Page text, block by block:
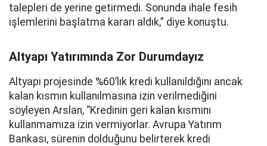
talepleri de yerine getirmedi. Sonunda ihale fesih
işlemlerini başlatma kararı aldık,” diye konuştu.
Altyapı Yatırımında Zor Durumdayız
Altyapı projesinde %60’lık kredi kullanıldığını ancak
kalan kısmın kullanılmasına izin verilmediğini
söyleyen Arslan, “Kredinin geri kalan kısmını
kullanmamıza izin vermiyorlar. Avrupa Yatırım
Bankası, sürenin dolduğunu belirterek kredi